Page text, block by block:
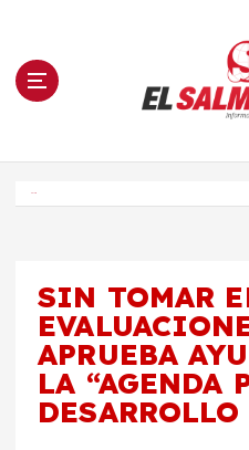
n El
SIN TOMAR
APRUEBA
LA “AGENDA